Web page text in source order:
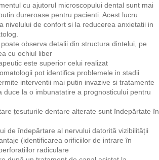
cu ajutorul microscopului dental sunt mai
dureroase pentru pacienti. Acest lucru
nivelului de confort si la reducerea anxietatii in
observa detalii din structura dintelui, pe
cu ochiul liber
este superior celui realizat
pot identifica problemele in stadii
interventii mai putin invazive si tratamente
duce la o imbunatatire a prognosticului pentru
țesuturile dentare alterate sunt îndepărtate în
de îndepărtare al nervului datorită vizibilității
(identificarea orificiilor de intrare în
radiculare